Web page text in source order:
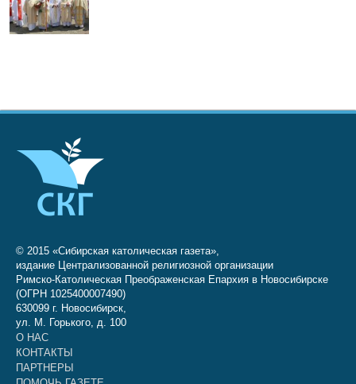
© 2015 «Сибирская католическая газета»,
издание Централизованной религиозной организации
Римско-Католическая Преображенская Епархия в Новосибирске
(ОГРН 1025400007490)
630099 г. Новосибирск,
ул. М. Горького, д. 100
О НАС
КОНТАКТЫ
ПАРТНЕРЫ